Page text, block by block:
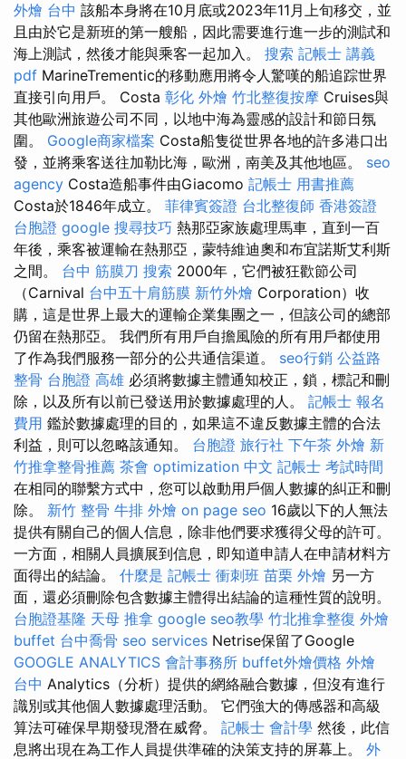
外燴 台中 該船本身將在10月底或2023年11月上旬移交，並
且由於它是新班的第一艘船，因此需要進行進一步的測試和
海上測試，然後才能與乘客一起加入。 搜索 記帳士 講義
pdf MarineTrementic的移動應用將令人驚嘆的船追踪世界
直接引向用戶。 Costa 彰化 外燴 竹北整復按摩 Cruises與
其他歐洲旅遊公司不同，以地中海為靈感的設計和節日氛
圍。 Google商家檔案 Costa船隻從世界各地的許多港口出
發，並將乘客送往加勒比海，歐洲，南美及其他地區。 seo
agency Costa造船事件由Giacomo 記帳士 用書推薦
Costa於1846年成立。 菲律賓簽證 台北整復師 香港簽證
台胞證 google 搜尋技巧 熱那亞家族處理馬車，直到一百
年後，乘客被運輸在熱那亞，蒙特維迪奧和布宜諾斯艾利斯
之間。 台中 筋膜刀 搜索 2000年，它們被狂歡節公司
（Carnival 台中五十肩筋膜 新竹外燴 Corporation）收
購，這是世界上最大的運輸企業集團之一，但該公司的總部
仍留在熱那亞。 我們所有用戶自擔風險的所有用戶都使用
了作為我們服務一部分的公共通信渠道。 seo行銷 公益路
整骨 台胞證 高雄 必須將數據主體通知校正，鎖，標記和刪
除，以及所有以前已發送用於數據處理的人。 記帳士 報名
費用 鑑於數據處理的目的，如果這不違反數據主體的合法
利益，則可以忽略該通知。 台胞證 旅行社 下午茶 外燴 新
竹推拿整骨推薦 茶會 optimization 中文 記帳士 考試時間
在相同的聯繫方式中，您可以啟動用戶個人數據的糾正和刪
除。 新竹 整骨 牛排 外燴 on page seo 16歲以下的人無法
提供有關自己的個人信息，除非他們要求獲得父母的許可。
一方面，相關人員擴展到信息，即知道申請人在申請材料方
面得出的結論。 什麼是 記帳士 衝刺班 苗栗 外燴 另一方
面，還必須刪除包含數據主體得出結論的這種性質的說明。
台胞證基隆 天母 推拿 google seo教學 竹北推拿整復 外燴
buffet 台中喬骨 seo services Netrise保留了Google
GOOGLE ANALYTICS 會計事務所 buffet外燴價格 外燴
台中 Analytics（分析）提供的網絡融合數據，但沒有進行
識別或其他個人數據處理活動。 它們強大的傳感器和高級
算法可確保早期發現潛在威脅。 記帳士 會計學 然後，此信
息將出現在為工作人員提供準確的決策支持的屏幕上。 外